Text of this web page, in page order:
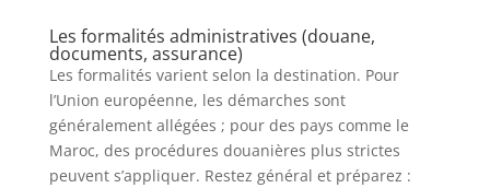
Les formalités administratives (douane,
documents, assurance)
Les formalités varient selon la destination. Pour
l’Union européenne, les démarches sont
généralement allégées ; pour des pays comme le
Maroc, des procédures douanières plus strictes
peuvent s’appliquer. Restez général et préparez :